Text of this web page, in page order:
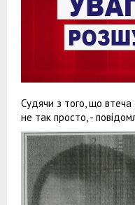
Судячи з того, що втеча
не так просто, -